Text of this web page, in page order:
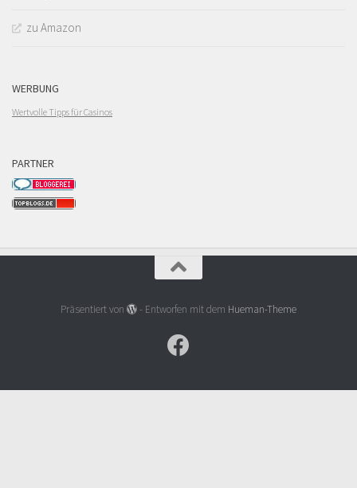
zu Amazon
WERBUNG
Wertvolle Tipps für Casinos
PARTNER
Präsentiert von - Entworfen mit dem Hueman-Theme